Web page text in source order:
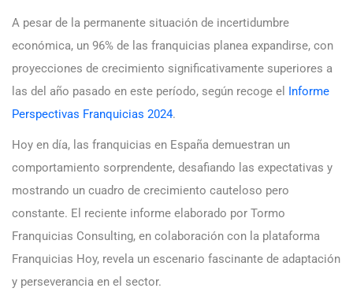
A pesar de la permanente situación de incertidumbre
económica, un 96% de las franquicias planea expandirse, con
proyecciones de crecimiento significativamente superiores a
las del año pasado en este período, según recoge el Informe
Perspectivas Franquicias 2024.
Hoy en día, las franquicias en España demuestran un
comportamiento sorprendente, desafiando las expectativas y
mostrando un cuadro de crecimiento cauteloso pero
constante. El reciente informe elaborado por Tormo
Franquicias Consulting, en colaboración con la plataforma
Franquicias Hoy, revela un escenario fascinante de adaptación
y perseverancia en el sector.